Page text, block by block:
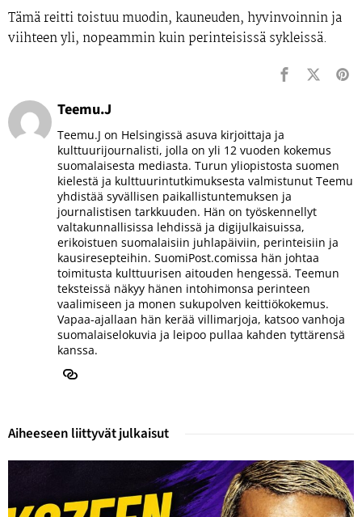
Tämä reitti toistuu muodin, kauneuden, hyvinvoinnin ja
viihteen yli, nopeammin kuin perinteisissä sykleissä.
Teemu.J
Teemu.J on Helsingissä asuva kirjoittaja ja
kulttuurijournalisti, jolla on yli 12 vuoden kokemus
suomalaisesta mediasta. Turun yliopistosta suomen
kielestä ja kulttuurintutkimuksesta valmistunut Teemu
yhdistää syvällisen paikallistuntemuksen ja
journalistisen tarkkuuden. Hän on työskennellyt
valtakunnallisissa lehdissä ja digijulkaisuissa,
erikoistuen suomalaisiin juhlapäiviin, perinteisiin ja
kausiresepteihin. SuomiPost.comissa hän johtaa
toimitusta kulttuurisen aitouden hengessä. Teemun
teksteissä näkyy hänen intohimonsa perinteen
vaalimiseen ja monen sukupolven keittiökokemus.
Vapaa-ajallaan hän kerää villimarjoja, katsoo vanhoja
suomalaiselokuvia ja leipoo pullaa kahden tyttärensä
kanssa.
Aiheeseen liittyvät julkaisut